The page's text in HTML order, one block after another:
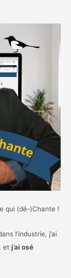
qui (dé-)Chante !
l’industrie, j’ai
etj’ai osé